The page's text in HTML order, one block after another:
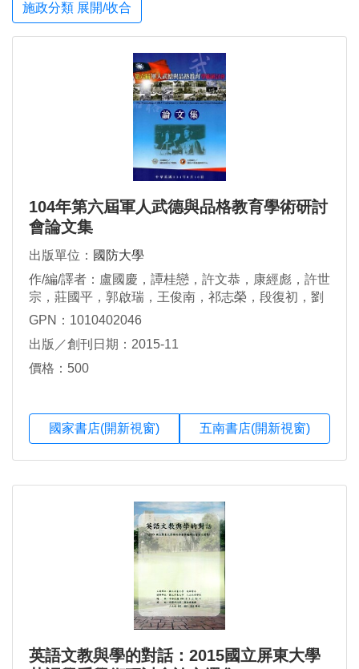
施政分類 展開/收合
104年第六屆軍人武德與品格教育學術研討
會論文集
出版單位： 國防大學
作/編/譯者：盧國慶，譚桂戀，許文恭，康經彪，許世
宗，莊國平，郭啟瑞，王俊南，祁志榮，段復初，劉
育偉，田家綺，劉瀚嶸
GPN：1010402046
出版／創刊日期：2015-11
價格：500
國家書店(開新視窗) 五南書店(開新視窗)
英語文教與學的對話：2015國立屏東大學